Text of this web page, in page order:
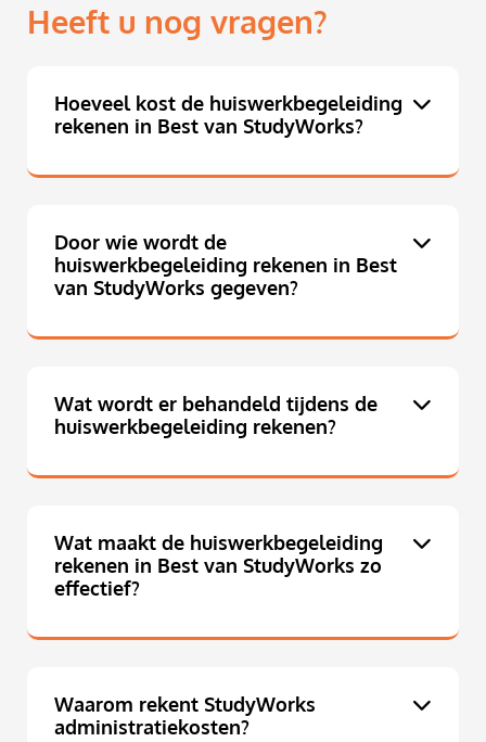
Heeft u nog vragen?
Hoeveel kost de huiswerkbegeleiding
rekenen in Best van StudyWorks?
Door wie wordt de
huiswerkbegeleiding rekenen in Best
van StudyWorks gegeven?
Wat wordt er behandeld tijdens de
huiswerkbegeleiding rekenen?
Wat maakt de huiswerkbegeleiding
rekenen in Best van StudyWorks zo
effectief?
Waarom rekent StudyWorks
administratiekosten?